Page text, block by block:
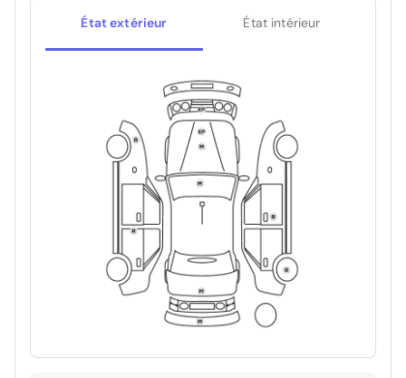
État extérieur État intérieur